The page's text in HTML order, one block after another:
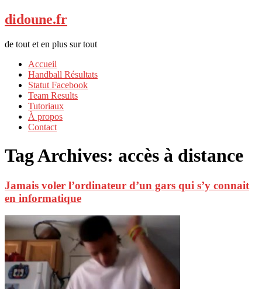
didoune.fr
de tout et en plus sur tout
Accueil
Handball Résultats
Statut Facebook
Team Results
Tutoriaux
À propos
Contact
Tag Archives: accès à distance
Jamais voler l’ordinateur d’un gars qui s’y connait
en informatique